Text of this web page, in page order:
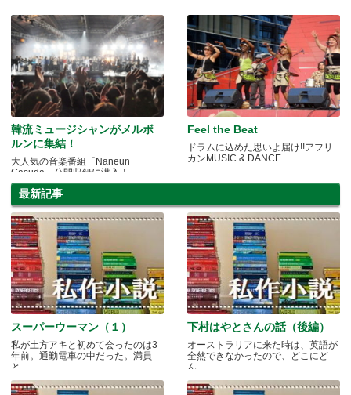
韓流ミュージシャンがメルボ
ルンに集結！
大人気の音楽番組「Naneun
Gasuda」公開収録に潜入！
Feel the Beat
ドラムに込めた思いよ届け!!アフリ
カンMUSIC & DANCE
最新記事
スーパーウーマン（１）
私が土方アキと初めて会ったのは3
年前。通勤電車の中だった。満員
と.....
下村はやとさんの話（後編）
オーストラリアに来た時は、英語が
全然できなかったので、どこにど
ん.....